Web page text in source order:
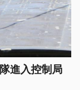
進入控制局